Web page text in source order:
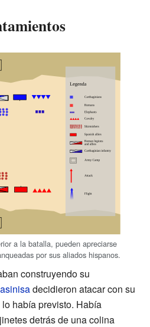
a la batalla, pueden apreciarse
por sus aliados hispanos.
construyendo su
decidieron atacar con su
había previsto. Había
detrás de una colina